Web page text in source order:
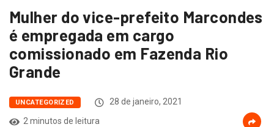
Mulher do vice-prefeito Marcondes
é empregada em cargo
comissionado em Fazenda Rio
Grande
UNCATEGORIZED
28 de janeiro, 2021
2 minutos de leitura